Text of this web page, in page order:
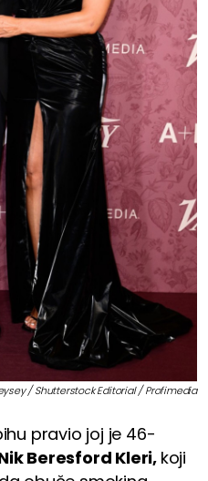
/ Shutterstock Editorial / Profimedia
pravio joj je 46-
Beresford Kleri, koji